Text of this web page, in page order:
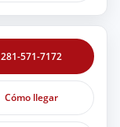
281-571-7172
Cómo llegar